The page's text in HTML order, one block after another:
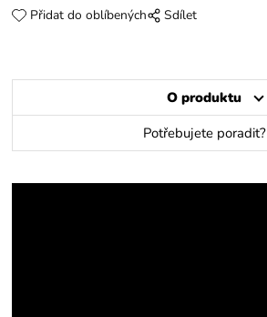
Přidat do oblíbených Sdílet
O produktu
Potřebujete poradit?